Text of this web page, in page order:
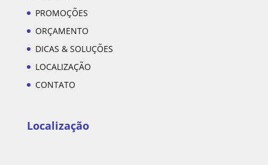
PROMOÇÕES
ORÇAMENTO
DICAS & SOLUÇÕES
LOCALIZAÇÃO
CONTATO
Localização